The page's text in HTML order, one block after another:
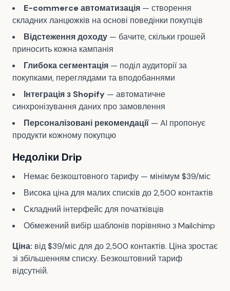
E-commerce автоматизація — створення
складних ланцюжків на основі поведінки покупців
Відстеження доходу — бачите, скільки грошей
приносить кожна кампанія
Глибока сегментація — поділ аудиторії за
покупками, переглядами та вподобаннями
Інтеграція з Shopify — автоматичне
синхронізування даних про замовлення
Персоналізовані рекомендації — AI пропонує
продукти кожному покупцю
Недоліки Drip
Немає безкоштовного тарифу — мінімум $39/міс
Висока ціна для малих списків до 2,500 контактів
Складний інтерфейс для початківців
Обмежений вибір шаблонів порівняно з Mailchimp
Ціна: від $39/міс для до 2,500 контактів. Ціна зростає
зі збільшенням списку. Безкоштовний тариф
відсутній.